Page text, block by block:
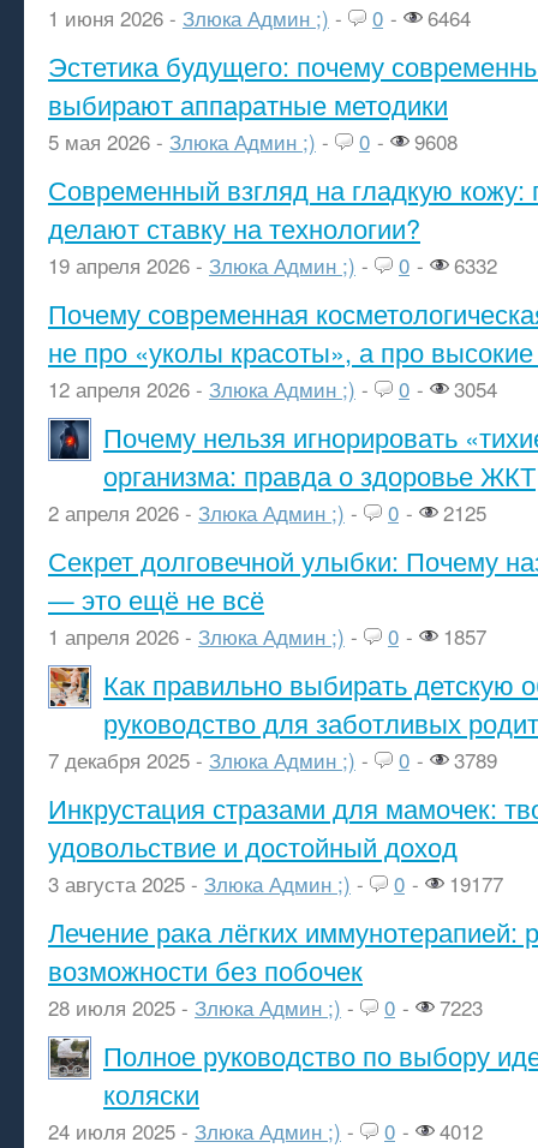
1 июня 2026 - Злюка Админ ;) - 0 - 6464
Эстетика будущего: почему
выбирают аппаратные методики
5 мая 2026 - Злюка Админ ;) - 0 - 9608
Современный взгляд на гладкую кожу:
делают ставку на технологии?
19 апреля 2026 - Злюка Админ ;) - 0 - 6332
Почему современная
не про «уколы красоты», а про высокие
12 апреля 2026 - Злюка Админ ;) - 0 - 3054
Почему нельзя игнорировать
организма: правда о здоровье ЖКТ
2 апреля 2026 - Злюка Админ ;) - 0 - 2125
Секрет долговечной улыбки: Почему
— это ещё не всё
1 апреля 2026 - Злюка Админ ;) - 0 - 1857
Как правильно выбирать детскую
руководство для заботливых
7 декабря 2025 - Злюка Админ ;) - 0 - 3789
Инкрустация стразами для мамочек:
удовольствие и достойный доход
3 августа 2025 - Злюка Админ ;) - 0 - 19177
Лечение рака лёгких иммунотерапией:
возможности без побочек
28 июля 2025 - Злюка Админ ;) - 0 - 7223
Полное руководство по выбору
коляски
24 июля 2025 - Злюка Админ ;) - 0 - 4012